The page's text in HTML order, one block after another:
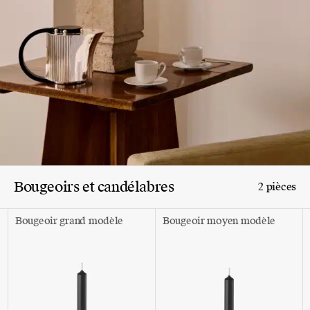
Bougeoirs et candélabres 2 pièces
Bougeoir grand modèle Bougeoir moyen modèle